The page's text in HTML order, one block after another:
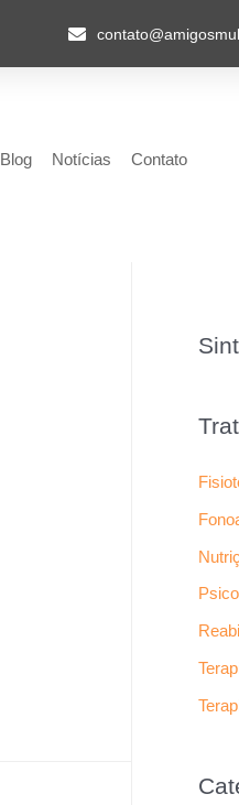
Blog Notícias Contato